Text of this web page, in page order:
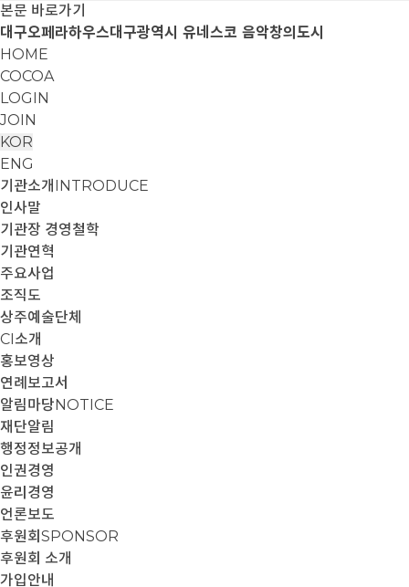
본문 바로가기
대구오페라하우스대구광역시 유네스코 음악창의도시
HOME
COCOA
LOGIN
JOIN
KOR
ENG
기관소개 INTRODUCE
인사말
기관장 경영철학
기관연혁
주요사업
조직도
상주예술단체
CI소개
홍보영상
연례보고서
알림마당NOTICE
재단알림
행정정보공개
인권경영
윤리경영
언론보도
후원회 SPONSOR
후원회 소개
가입안내